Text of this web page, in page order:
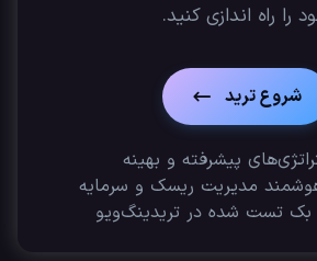
را راه اندازی کنید.
شروع ترید
پیشرفته و بهینه
مدیریت ریسک و سرمایه
بک تست شده در تریدینگ‌ویو